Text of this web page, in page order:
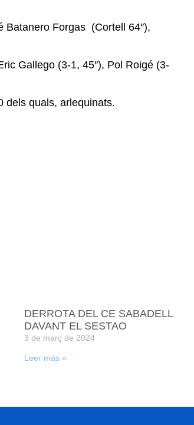
Batanero Forgas (Cortell 64″),
Gallego (3-1, 45″), Pol Roigé (3-
dels quals, arlequinats.
DERROTA DEL CE SABADELL
DAVANT EL SESTAO
3 de març de 2024
Leer más »